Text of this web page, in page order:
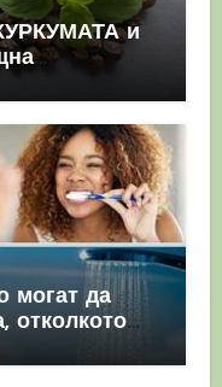
и
могат да
отколкото